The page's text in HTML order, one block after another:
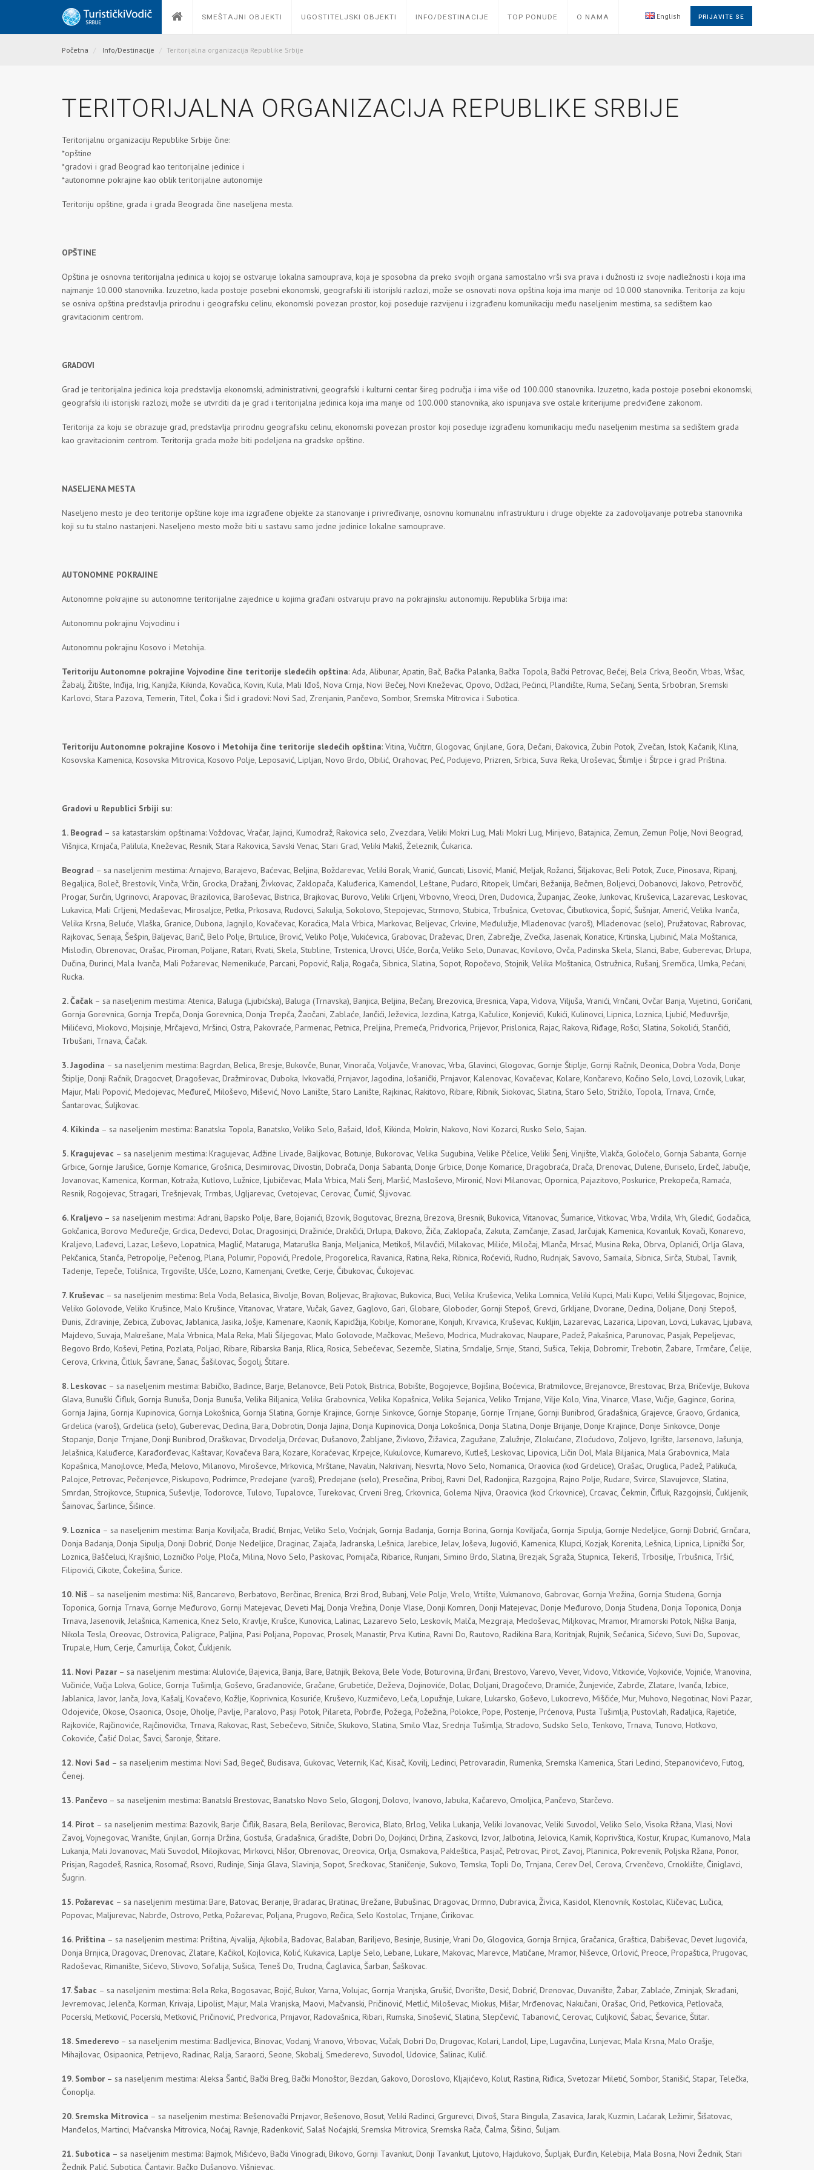
SMEŠTAJNI OBJEKTI UGOSTITELJSKI OBJEKTI INFO/DESTINACIJE TOP PONUDE O NAMA English PRIJAVITE SE
Početna Info/Destinacije Teritorijalna organizacija Republike Srbije
TERITORIJALNA ORGANIZACIJA REPUBLIKE SRBIJE
Teritorijalnu organizaciju Republike Srbije čine:
*opštine
*gradovi i grad Beograd kao teritorijalne jedinice i
*autonomne pokrajine kao oblik teritorijalne autonomije
Teritoriju opštine, grada i grada Beograda čine naseljena mesta.
OPŠTINE
Opština je osnovna teritorijalna jedinica u kojoj se ostvaruje lokalna samouprava, koja je sposobna da preko svojih organa samostalno vrši sva prava i dužnosti iz svoje nadležnosti i koja ima
najmanje 10.000 stanovnika. Izuzetno, kada postoje posebni ekonomski, geografski ili istorijski razlozi, može se osnovati nova opština koja ima manje od 10.000 stanovnika. Teritorija za koju
se osniva opština predstavlja prirodnu i geografsku celinu, ekonomski povezan prostor, koji poseduje razvijenu i izgrađenu komunikaciju među naseljenim mestima, sa sedištem kao
gravitacionim centrom.
GRADOVI
Grad je teritorijalna jedinica koja predstavlja ekonomski, administrativni, geografski i kulturni centar šireg područja i ima više od 100.000 stanovnika. Izuzetno, kada postoje posebni ekonomski,
geografski ili istorijski razlozi, može se utvrditi da je grad i teritorijalna jedinica koja ima manje od 100.000 stanovnika, ako ispunjava sve ostale kriterijume predviđene zakonom.
Teritorija za koju se obrazuje grad, predstavlja prirodnu geografsku celinu, ekonomski povezan prostor koji poseduje izgrađenu komunikaciju među naseljenim mestima sa sedištem grada
kao gravitacionim centrom. Teritorija grada može biti podeljena na gradske opštine.
NASELJENA MESTA
Naseljeno mesto je deo teritorije opštine koje ima izgrađene objekte za stanovanje i privređivanje, osnovnu komunalnu infrastrukturu i druge objekte za zadovoljavanje potreba stanovnika
koji su tu stalno nastanjeni. Naseljeno mesto može biti u sastavu samo jedne jedinice lokalne samouprave.
AUTONOMNE POKRAJINE
Autonomne pokrajine su autonomne teritorijalne zajednice u kojima građani ostvaruju pravo na pokrajinsku autonomiju. Republika Srbija ima:
Autonomnu pokrajinu Vojvodinu i
Autonomnu pokrajinu Kosovo i Metohija.
Teritoriju Autonomne pokrajine Vojvodine čine teritorije sledećih opština: Ada, Alibunar, Apatin, Bač, Bačka Palanka, Bačka Topola, Bački Petrovac, Bečej, Bela Crkva, Beočin, Vrbas, Vršac,
Žabalj, Žitište, Inđija, Irig, Kanjiža, Kikinda, Kovačica, Kovin, Kula, Mali Iđoš, Nova Crnja, Novi Bečej, Novi Kneževac, Opovo, Odžaci, Pećinci, Plandište, Ruma, Sečanj, Senta, Srbobran, Sremski
Karlovci, Stara Pazova, Temerin, Titel, Čoka i Šid i gradovi: Novi Sad, Zrenjanin, Pančevo, Sombor, Sremska Mitrovica i Subotica.
Teritoriju Autonomne pokrajine Kosovo i Metohija čine teritorije sledećih opština: Vitina, Vučitrn, Glogovac, Gnjilane, Gora, Dečani, Đakovica, Zubin Potok, Zvečan, Istok, Kačanik, Klina,
Kosovska Kamenica, Kosovska Mitrovica, Kosovo Polje, Leposavić, Lipljan, Novo Brdo, Obilić, Orahovac, Peć, Podujevo, Prizren, Srbica, Suva Reka, Uroševac, Štimlje i Štrpce i grad Priština.
Gradovi u Republici Srbiji su:
1. Beograd – sa katastarskim opštinama: Voždovac, Vračar, Jajinci, Kumodraž, Rakovica selo, Zvezdara, Veliki Mokri Lug, Mali Mokri Lug, Mirijevo, Batajnica, Zemun, Zemun Polje, Novi Beograd,
Višnjica, Krnjača, Palilula, Kneževac, Resnik, Stara Rakovica, Savski Venac, Stari Grad, Veliki Makiš, Železnik, Čukarica.
Beograd – sa naseljenim mestima: Arnajevo, Barajevo, Baćevac, Beljina, Boždarevac, Veliki Borak, Vranić, Guncati, Lisović, Manić, Meljak, Rožanci, Šiljakovac, Beli Potok, Zuce, Pinosava, Ripanj,
Begaljica, Boleč, Brestovik, Vinča, Vrčin, Grocka, Dražanj, Živkovac, Zaklopača, Kaluđerica, Kamendol, Leštane, Pudarci, Ritopek, Umčari, Bežanija, Bečmen, Boljevci, Dobanovci, Jakovo, Petrovčić,
Progar, Surčin, Ugrinovci, Arapovac, Brazilovica, Baroševac, Bistrica, Brajkovac, Burovo, Veliki Crljeni, Vrbovno, Vreoci, Dren, Dudovica, Županjac, Zeoke, Junkovac, Kruševica, Lazarevac, Leskovac,
Lukavica, Mali Crljeni, Medaševac, Mirosaljce, Petka, Prkosava, Rudovci, Sakulja, Sokolovo, Stepojevac, Strmovo, Stubica, Trbušnica, Cvetovac, Čibutkovica, Šopić, Šušnjar, Amerić, Velika Ivanča,
Velika Krsna, Beluće, Vlaška, Granice, Dubona, Jagnjilo, Kovačevac, Koraćica, Mala Vrbica, Markovac, Beljevac, Crkvine, Međulužje, Mladenovac (varoš), Mladenovac (selo), Pružatovac, Rabrovac,
Rajkovac, Senaja, Šešpin, Baljevac, Barič, Belo Polje, Brtulice, Brović, Veliko Polje, Vukićevica, Grabovac, Draževac, Dren, Zabrežje, Zvečka, Jasenak, Konatice, Krtinska, Ljubinić, Mala Moštanica,
Mislođin, Obrenovac, Orašac, Piroman, Poljane, Ratari, Rvati, Skela, Stubline, Trstenica, Urovci, Ušće, Borča, Veliko Selo, Dunavac, Kovilovo, Ovča, Padinska Skela, Slanci, Babe, Guberevac, Drlupa,
Dučina, Đurinci, Mala Ivanča, Mali Požarevac, Nemenikuće, Parcani, Popović, Ralja, Rogača, Sibnica, Slatina, Sopot, Ropočevo, Stojnik, Velika Moštanica, Ostružnica, Rušanj, Sremčica, Umka, Pećani,
Rucka.
2. Čačak – sa naseljenim mestima: Atenica, Baluga (Ljubićska), Baluga (Trnavska), Banjica, Beljina, Bečanj, Brezovica, Bresnica, Vapa, Vidova, Viljuša, Vranići, Vrnčani, Ovčar Banja, Vujetinci, Goričani,
Gornja Gorevnica, Gornja Trepča, Donja Gorevnica, Donja Trepča, Žaočani, Zablaće, Jančići, Ježevica, Jezdina, Katrga, Kačulice, Konjevići, Kukići, Kulinovci, Lipnica, Loznica, Ljubić, Međuvršje,
Milićevci, Miokovci, Mojsinje, Mrčajevci, Mršinci, Ostra, Pakovraće, Parmenac, Petnica, Preljina, Premeća, Pridvorica, Prijevor, Prislonica, Rajac, Rakova, Riđage, Rošci, Slatina, Sokolići, Stančići,
Trbušani, Trnava, Čačak.
3. Jagodina – sa naseljenim mestima: Bagrdan, Belica, Bresje, Bukovče, Bunar, Vinorača, Voljavče, Vranovac, Vrba, Glavinci, Glogovac, Gornje Štiplje, Gornji Račnik, Deonica, Dobra Voda, Donje
Štiplje, Donji Račnik, Dragocvet, Dragoševac, Dražmirovac, Duboka, Ivkovački, Prnjavor, Jagodina, Jošanički, Prnjavor, Kalenovac, Kovačevac, Kolare, Končarevo, Kočino Selo, Lovci, Lozovik, Lukar,
Majur, Mali Popović, Medojevac, Međureč, Miloševo, Mišević, Novo Lanište, Staro Lanište, Rajkinac, Rakitovo, Ribare, Ribnik, Siokovac, Slatina, Staro Selo, Strižilo, Topola, Trnava, Crnče,
Šantarovac, Šuljkovac.
4. Kikinda – sa naseljenim mestima: Banatska Topola, Banatsko, Veliko Selo, Bašaid, Iđoš, Kikinda, Mokrin, Nakovo, Novi Kozarci, Rusko Selo, Sajan.
5. Kragujevac – sa naseljenim mestima: Kragujevac, Adžine Livade, Baljkovac, Botunje, Bukorovac, Velika Sugubina, Velike Pčelice, Veliki Šenj, Vinjište, Vlakča, Goločelo, Gornja Sabanta, Gornje
Grbice, Gornje Jarušice, Gornje Komarice, Grošnica, Desimirovac, Divostin, Dobrača, Donja Sabanta, Donje Grbice, Donje Komarice, Dragobraća, Drača, Drenovac, Dulene, Đuriselo, Erdeč, Jabučje,
Jovanovac, Kamenica, Korman, Kotraža, Kutlovo, Lužnice, Ljubičevac, Mala Vrbica, Mali Šenj, Maršić, Masloševo, Mironić, Novi Milanovac, Opornica, Pajazitovo, Poskurice, Prekopeča, Ramaća,
Resnik, Rogojevac, Stragari, Trešnjevak, Trmbas, Ugljarevac, Cvetojevac, Cerovac, Čumić, Šljivovac.
6. Kraljevo – sa naseljenim mestima: Adrani, Bapsko Polje, Bare, Bojanići, Bzovik, Bogutovac, Brezna, Brezova, Bresnik, Bukovica, Vitanovac, Šumarice, Vitkovac, Vrba, Vrdila, Vrh, Gledić, Godačica,
Gokčanica, Borovo Međurečje, Grdica, Dedevci, Dolac, Dragosinjci, Dražiniće, Drakčići, Drlupa, Đakovo, Žiča, Zaklopača, Zakuta, Zamčanje, Zasad, Jarčujak, Kamenica, Kovanluk, Kovači, Konarevo,
Kraljevo, Lađevci, Lazac, Leševo, Lopatnica, Maglič, Mataruga, Mataruška Banja, Meljanica, Metikoš, Milavčići, Milakovac, Miliće, Miločaj, Mlanča, Mrsać, Musina Reka, Obrva, Oplanići, Orlja Glava,
Pekčanica, Stanča, Petropolje, Pečenog, Plana, Polumir, Popovići, Predole, Progorelica, Ravanica, Ratina, Reka, Ribnica, Roćevići, Rudno, Rudnjak, Savovo, Samaila, Sibnica, Sirča, Stubal, Tavnik,
Tadenje, Tepeče, Tolišnica, Trgovište, Ušće, Lozno, Kamenjani, Cvetke, Cerje, Čibukovac, Čukojevac.
7. Kruševac – sa naseljenim mestima: Bela Voda, Belasica, Bivolje, Bovan, Boljevac, Brajkovac, Bukovica, Buci, Velika Kruševica, Velika Lomnica, Veliki Kupci, Mali Kupci, Veliki Šiljegovac, Bojnice,
Veliko Golovode, Veliko Krušince, Malo Krušince, Vitanovac, Vratare, Vučak, Gavez, Gaglovo, Gari, Globare, Globoder, Gornji Stepoš, Grevci, Grkljane, Dvorane, Dedina, Doljane, Donji Stepoš,
Đunis, Zdravinje, Zebica, Zubovac, Jablanica, Jasika, Jošje, Kamenare, Kaonik, Kapidžija, Kobilje, Komorane, Konjuh, Krvavica, Kruševac, Kukljin, Lazarevac, Lazarica, Lipovan, Lovci, Lukavac, Ljubava,
Majdevo, Suvaja, Makrešane, Mala Vrbnica, Mala Reka, Mali Šiljegovac, Malo Golovode, Mačkovac, Meševo, Modrica, Mudrakovac, Naupare, Padež, Pakašnica, Parunovac, Pasjak, Pepeljevac,
Begovo Brdo, Koševi, Petina, Pozlata, Poljaci, Ribare, Ribarska Banja, Rlica, Rosica, Sebečevac, Sezemče, Slatina, Srndalje, Srnje, Stanci, Sušica, Tekija, Dobromir, Trebotin, Žabare, Trmčare, Ćelije,
Cerova, Crkvina, Čitluk, Šavrane, Šanac, Šašilovac, Šogolj, Štitare.
8. Leskovac – sa naseljenim mestima: Babičko, Badince, Barje, Belanovce, Beli Potok, Bistrica, Bobište, Bogojevce, Bojišina, Boćevica, Bratmilovce, Brejanovce, Brestovac, Brza, Bričevlje, Bukova
Glava, Bunuški Čifluk, Gornja Bunuša, Donja Bunuša, Velika Biljanica, Velika Grabovnica, Velika Kopašnica, Velika Sejanica, Veliko Trnjane, Vilje Kolo, Vina, Vinarce, Vlase, Vučje, Gagince, Gorina,
Gornja Jajina, Gornja Kupinovica, Gornja Lokošnica, Gornja Slatina, Gornje Krajince, Gornje Sinkovce, Gornje Stopanje, Gornje Trnjane, Gornji Bunibrod, Gradašnica, Grajevce, Graovo, Grdanica,
Grdelica (varoš), Grdelica (selo), Guberevac, Dedina, Bara, Dobrotin, Donja Jajina, Donja Kupinovica, Donja Lokošnica, Donja Slatina, Donje Brijanje, Donje Krajince, Donje Sinkovce, Donje
Stopanje, Donje Trnjane, Donji Bunibrod, Draškovac, Drvodelja, Drćevac, Dušanovo, Žabljane, Živkovo, Žižavica, Zagužane, Zalužnje, Zlokućane, Zloćudovo, Zoljevo, Igrište, Jarsenovo, Jašunja,
Jelašnica, Kaluđerce, Karađorđevac, Kaštavar, Kovačeva Bara, Kozare, Koraćevac, Krpejce, Kukulovce, Kumarevo, Kutleš, Leskovac, Lipovica, Ličin Dol, Mala Biljanica, Mala Grabovnica, Mala
Kopašnica, Manojlovce, Međa, Melovo, Milanovo, Miroševce, Mrkovica, Mrštane, Navalin, Nakrivanj, Nesvrta, Novo Selo, Nomanica, Oraovica (kod Grdelice), Orašac, Oruglica, Padež, Palikuća,
Palojce, Petrovac, Pečenjevce, Piskupovo, Podrimce, Predejane (varoš), Predejane (selo), Presečina, Priboj, Ravni Del, Radonjica, Razgojna, Rajno Polje, Rudare, Svirce, Slavujevce, Slatina,
Smrdan, Strojkovce, Stupnica, Suševlje, Todorovce, Tulovo, Tupalovce, Turekovac, Crveni Breg, Crkovnica, Golema Njiva, Oraovica (kod Crkovnice), Crcavac, Čekmin, Čifluk, Razgojnski, Čukljenik,
Šainovac, Šarlince, Šišince.
9. Loznica – sa naseljenim mestima: Banja Koviljača, Bradić, Brnjac, Veliko Selo, Voćnjak, Gornja Badanja, Gornja Borina, Gornja Koviljača, Gornja Sipulja, Gornje Nedeljice, Gornji Dobrić, Grnčara,
Donja Badanja, Donja Sipulja, Donji Dobrić, Donje Nedeljice, Draginac, Zajača, Jadranska, Lešnica, Jarebice, Jelav, Joševa, Jugovići, Kamenica, Klupci, Kozjak, Korenita, Lešnica, Lipnica, Lipnički Šor,
Loznica, Baščeluci, Krajišnici, Lozničko Polje, Ploča, Milina, Novo Selo, Paskovac, Pomijača, Ribarice, Runjani, Simino Brdo, Slatina, Brezjak, Sgraža, Stupnica, Tekeriš, Trbosilje, Trbušnica, Tršić,
Filipovići, Cikote, Čokešina, Šurice.
10. Niš – sa naseljenim mestima: Niš, Bancarevo, Berbatovo, Berčinac, Brenica, Brzi Brod, Bubanj, Vele Polje, Vrelo, Vrtište, Vukmanovo, Gabrovac, Gornja Vrežina, Gornja Studena, Gornja
Toponica, Gornja Trnava, Gornje Međurovo, Gornji Matejevac, Deveti Maj, Donja Vrežina, Donje Vlase, Donji Komren, Donji Matejevac, Donje Međurovo, Donja Studena, Donja Toponica, Donja
Trnava, Jasenovik, Jelašnica, Kamenica, Knez Selo, Kravlje, Krušce, Kunovica, Lalinac, Lazarevo Selo, Leskovik, Malča, Mezgraja, Medoševac, Miljkovac, Mramor, Mramorski Potok, Niška Banja,
Nikola Tesla, Oreovac, Ostrovica, Paligrace, Paljina, Pasi Poljana, Popovac, Prosek, Manastir, Prva Kutina, Ravni Do, Rautovo, Radikina Bara, Koritnjak, Rujnik, Sečanica, Sićevo, Suvi Do, Supovac,
Trupale, Hum, Cerje, Čamurlija, Čokot, Čukljenik.
11. Novi Pazar – sa naseljenim mestima: Aluloviće, Bajevica, Banja, Bare, Batnjik, Bekova, Bele Vode, Boturovina, Brđani, Brestovo, Varevo, Vever, Vidovo, Vitkoviće, Vojkoviće, Vojniće, Vranovina,
Vučiniće, Vučja Lokva, Golice, Gornja Tušimlja, Goševo, Građanoviće, Gračane, Grubetiće, Deževa, Dojinoviće, Dolac, Doljani, Dragočevo, Dramiće, Žunjeviće, Zabrđe, Zlatare, Ivanča, Izbice,
Jablanica, Javor, Janča, Jova, Kašalj, Kovačevo, Kožlje, Koprivnica, Kosuriće, Kruševo, Kuzmičevo, Leča, Lopužnje, Lukare, Lukarsko, Goševo, Lukocrevo, Miščiće, Mur, Muhovo, Negotinac, Novi Pazar,
Odojeviće, Okose, Osaonica, Osoje, Oholje, Pavlje, Paralovo, Pasji Potok, Pilareta, Pobrđe, Požega, Požežina, Polokce, Pope, Postenje, Prćenova, Pusta Tušimlja, Pustovlah, Radaljica, Rajetiće,
Rajkoviće, Rajčinoviće, Rajčinovićka, Trnava, Rakovac, Rast, Sebečevo, Sitniče, Skukovo, Slatina, Smilo Vlaz, Srednja Tušimlja, Stradovo, Sudsko Selo, Tenkovo, Trnava, Tunovo, Hotkovo,
Cokoviće, Čašić Dolac, Šavci, Šaronje, Štitare.
12. Novi Sad – sa naseljenim mestima: Novi Sad, Begeč, Budisava, Gukovac, Veternik, Kać, Kisač, Kovilj, Ledinci, Petrovaradin, Rumenka, Sremska Kamenica, Stari Ledinci, Stepanovićevo, Futog,
Čenej.
13. Pančevo – sa naseljenim mestima: Banatski Brestovac, Banatsko Novo Selo, Glogonj, Dolovo, Ivanovo, Jabuka, Kačarevo, Omoljica, Pančevo, Starčevo.
14. Pirot – sa naseljenim mestima: Bazovik, Barje Čiflik, Basara, Bela, Berilovac, Berovica, Blato, Brlog, Velika Lukanja, Veliki Jovanovac, Veliki Suvodol, Veliko Selo, Visoka Ržana, Vlasi, Novi
Zavoj, Vojnegovac, Vranište, Gnjilan, Gornja Držina, Gostuša, Gradašnica, Gradište, Dobri Do, Dojkinci, Držina, Zaskovci, Izvor, Jalbotina, Jelovica, Kamik, Koprivštica, Kostur, Krupac, Kumanovo, Mala
Lukanja, Mali Jovanovac, Mali Suvodol, Milojkovac, Mirkovci, Nišor, Obrenovac, Oreovica, Orlja, Osmakova, Pakleštica, Pasjač, Petrovac, Pirot, Zavoj, Planinica, Pokrevenik, Poljska Ržana, Ponor,
Prisjan, Ragodeš, Rasnica, Rosomač, Rsovci, Rudinje, Sinja Glava, Slavinja, Sopot, Srećkovac, Staničenje, Sukovo, Temska, Topli Do, Trnjana, Cerev Del, Cerova, Crvenčevo, Crnoklište, Činiglavci,
Šugrin.
15. Požarevac – sa naseljenim mestima: Bare, Batovac, Beranje, Bradarac, Bratinac, Brežane, Bubušinac, Dragovac, Drmno, Dubravica, Živica, Kasidol, Klenovnik, Kostolac, Kličevac, Lučica,
Popovac, Maljurevac, Nabrđe, Ostrovo, Petka, Požarevac, Poljana, Prugovo, Rečica, Selo Kostolac, Trnjane, Ćirikovac.
16. Priština – sa naseljenim mestima: Priština, Ajvalija, Ajkobila, Badovac, Balaban, Bariljevo, Besinje, Businje, Vrani Do, Glogovica, Gornja Brnjica, Gračanica, Graštica, Dabiševac, Devet Jugovića,
Donja Brnjica, Dragovac, Drenovac, Zlatare, Kačikol, Kojlovica, Kolić, Kukavica, Laplje Selo, Lebane, Lukare, Makovac, Marevce, Matičane, Mramor, Niševce, Orlović, Preoce, Propaštica, Prugovac,
Radoševac, Rimanište, Sićevo, Slivovo, Sofalija, Sušica, Teneš Do, Trudna, Čaglavica, Šarban, Šaškovac.
17. Šabac – sa naseljenim mestima: Bela Reka, Bogosavac, Bojić, Bukor, Varna, Volujac, Gornja Vranjska, Grušić, Dvorište, Desić, Dobrić, Drenovac, Duvanište, Žabar, Zablaće, Zminjak, Skrađani,
Jevremovac, Jelenča, Korman, Krivaja, Lipolist, Majur, Mala Vranjska, Maovi, Mačvanski, Pričinović, Metlić, Miloševac, Miokus, Mišar, Mrđenovac, Nakučani, Orašac, Orid, Petkovica, Petlovača,
Pocerski, Metković, Pocerski, Metković, Pričinović, Predvorica, Prnjavor, Radovašnica, Ribari, Rumska, Sinošević, Slatina, Slepčević, Tabanović, Cerovac, Culjković, Šabac, Ševarice, Štitar.
18. Smederevo – sa naseljenim mestima: Badljevica, Binovac, Vodanj, Vranovo, Vrbovac, Vučak, Dobri Do, Drugovac, Kolari, Landol, Lipe, Lugavčina, Lunjevac, Mala Krsna, Malo Orašje,
Mihajlovac, Osipaonica, Petrijevo, Radinac, Ralja, Saraorci, Seone, Skobalj, Smederevo, Suvodol, Udovice, Šalinac, Kulič.
19. Sombor – sa naseljenim mestima: Aleksa Šantić, Bački Breg, Bački Monoštor, Bezdan, Gakovo, Doroslovo, Kljajićevo, Kolut, Rastina, Riđica, Svetozar Miletić, Sombor, Stanišić, Stapar, Telečka,
Čonoplja.
20. Sremska Mitrovica – sa naseljenim mestima: Bešenovački Prnjavor, Bešenovo, Bosut, Veliki Radinci, Grgurevci, Divoš, Stara Bingula, Zasavica, Jarak, Kuzmin, Laćarak, Ležimir, Šišatovac,
Manđelos, Martinci, Mačvanska Mitrovica, Noćaj, Ravnje, Radenković, Salaš Noćajski, Sremska Mitrovica, Sremska Rača, Čalma, Šišinci, Šuljam.
21. Subotica – sa naseljenim mestima: Bajmok, Mišićevo, Bački Vinogradi, Bikovo, Gornji Tavankut, Donji Tavankut, Ljutovo, Hajdukovo, Šupljak, Đurđin, Kelebija, Mala Bosna, Novi Žednik, Stari
Žednik, Palić, Subotica, Čantavir, Bačko Dušanovo, Višnjevac.